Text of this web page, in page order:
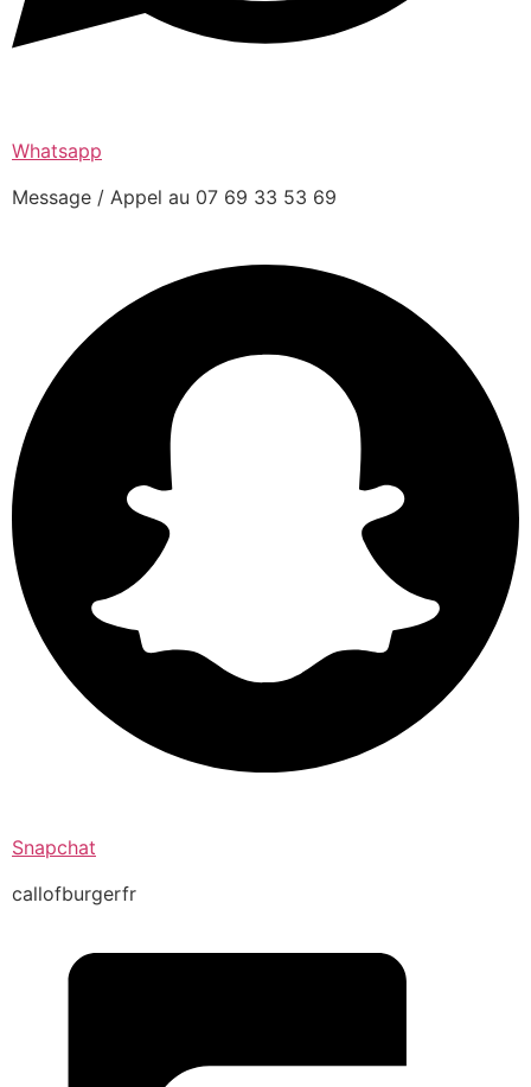
Whatsapp
Message / Appel au 07 69 33 53 69
Snapchat
callofburgerfr